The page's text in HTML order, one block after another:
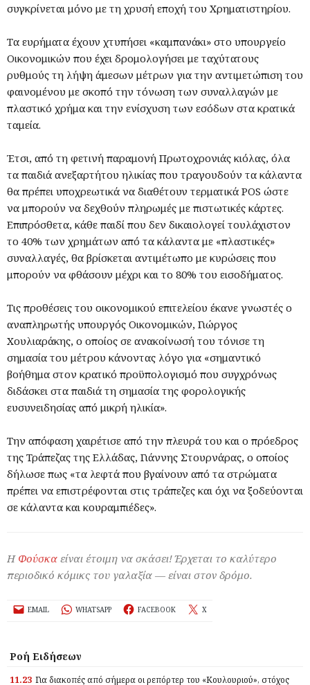
συγκρίνεται μόνο με τη χρυσή εποχή του Χρηματιστηρίου.
Τα ευρήματα έχουν χτυπήσει «καμπανάκι» στο υπουργείο
Οικονομικών που έχει δρομολογήσει με ταχύτατους
ρυθμούς τη λήψη άμεσων μέτρων για την αντιμετώπιση του
φαινομένου με σκοπό την τόνωση των συναλλαγών με
πλαστικό χρήμα και την ενίσχυση των εσόδων στα κρατικά
ταμεία.
Έτσι, από τη φετινή παραμονή Πρωτοχρονιάς κιόλας, όλα
τα παιδιά ανεξαρτήτου ηλικίας που τραγουδούν τα κάλαντα
θα πρέπει υποχρεωτικά να διαθέτουν τερματικά POS ώστε
να μπορούν να δεχθούν πληρωμές με πιστωτικές κάρτες.
Επιπρόσθετα, κάθε παιδί που δεν δικαιολογεί τουλάχιστον
το 40% των χρημάτων από τα κάλαντα με «πλαστικές»
συναλλαγές, θα βρίσκεται αντιμέτωπο με κυρώσεις που
μπορούν να φθάσουν μέχρι και το 80% του εισοδήματος.
Τις προθέσεις του οικονομικού επιτελείου έκανε γνωστές ο
αναπληρωτής υπουργός Οικονομικών, Γιώργος
Χουλιαράκης, ο οποίος σε ανακοίνωσή του τόνισε τη
σημασία του μέτρου κάνοντας λόγο για «σημαντικό
βοήθημα στον κρατικό προϋπολογισμό που συγχρόνως
διδάσκει στα παιδιά τη σημασία της φορολογικής
ευσυνειδησίας από μικρή ηλικία».
Την απόφαση χαιρέτισε από την πλευρά του και ο πρόεδρος
της Τράπεζας της Ελλάδας, Γιάννης Στουρνάρας, ο οποίος
δήλωσε πως «τα λεφτά που βγαίνουν από τα στρώματα
πρέπει να επιστρέφονται στις τράπεζες και όχι να ξοδεύονται
σε κάλαντα και κουραμπιέδες».
Η Φούσκα είναι έτοιμη να σκάσει! Έρχεται το καλύτερο
περιοδικό κόμικς του γαλαξία — είναι στον δρόμο.
EMAIL WHATSAPP FACEBOOK X
Ροή Ειδήσεων
11.23 Για διακοπές από σήμερα οι ρεπόρτερ του «Κουλουριού», στόχος